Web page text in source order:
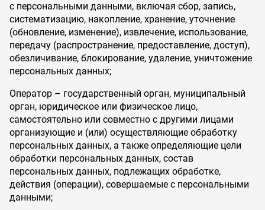
с персональными данными, включая сбор, запись,
систематизацию, накопление, хранение, уточнение
(обновление, изменение), извлечение, использование,
передачу (распространение, предоставление, доступ),
обезличивание, блокирование, удаление, уничтожение
персональных данных;
Оператор – государственный орган, муниципальный
орган, юридическое или физическое лицо,
самостоятельно или совместно с другими лицами
организующие и (или) осуществляющие обработку
персональных данных, а также определяющие цели
обработки персональных данных, состав
персональных данных, подлежащих обработке,
действия (операции), совершаемые с персональными
данными;